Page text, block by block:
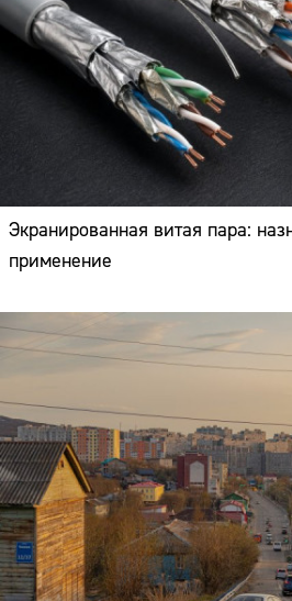
Экранированная витая пара:
применение